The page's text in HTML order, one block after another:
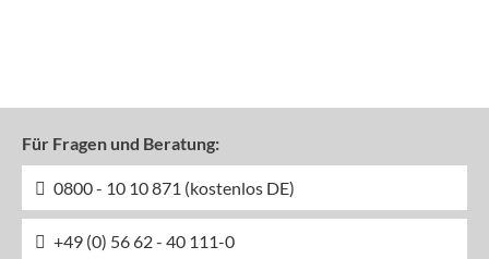
Für Fragen und Beratung:
0800 - 10 10 871 (kostenlos DE)
+49 (0) 56 62 - 40 111-0